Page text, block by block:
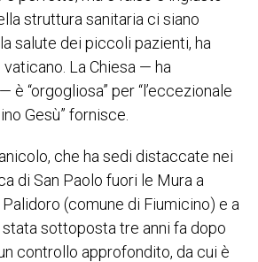
struttura sanitaria ci siano
salute dei piccoli pazienti, ha
La Chiesa — ha
è “orgogliosa” per “l’eccezionale
Gesù” fornisce.
che ha sedi distaccate nei
di San Paolo fuori le Mura a
Palidoro (comune di Fiumicino) e a
stata sottoposta tre anni fa dopo
controllo approfondito, da cui è